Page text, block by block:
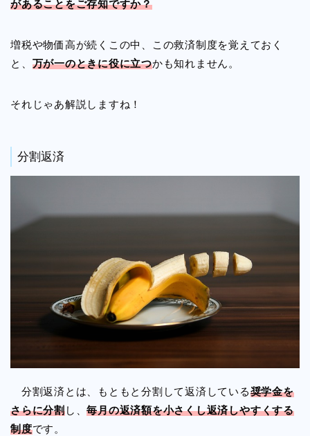
があることをご存知ですか？
増税や物価高が続くこの中、この救済制度を覚えておく
と、 万が一のときに役に立つかも知れません。
それじゃあ解説しますね！
分割返済
分割返済とは、もともと分割して返済している奨学金を
さらに分割し、毎月の返済額を小さくし返済しやすくする
制度です。